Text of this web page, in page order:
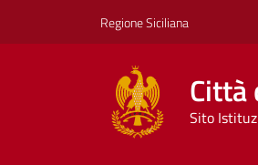
Regione Siciliana
Città
Sito